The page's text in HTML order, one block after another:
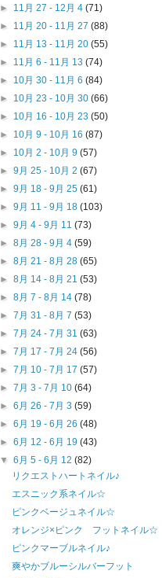
► 11月 27 - 12月 4(71)
► 11月 20 - 11月 27(88)
► 11月 13 - 11月 20(55)
► 11月 6 - 11月 13(74)
► 10月 30 - 11月 6(84)
► 10月 23 - 10月 30(66)
► 10月 16 - 10月 23(50)
► 10月 9 - 10月 16(87)
► 10月 2 - 10月 9(57)
►9月 25 - 10月 2(67)
►9月 18 - 9月 25(61)
►9月 11 - 9月 18(103)
►9月 4 - 9月 11(73)
►8月 28 - 9月 4(59)
►8月 21 - 8月 28(65)
►8月 14 - 8月 21(53)
►8月 7 - 8月 14(78)
►7月 31 - 8月 7(53)
►7月 24 - 7月 31(63)
►7月 17 - 7月 24(56)
►7月 10 - 7月 17(57)
►7月 3 - 7月 10(64)
►6月 26 - 7月 3(59)
►6月 19 - 6月 26(48)
►6月 12 - 6月 19(43)
▼6月 5 - 6月 12(82)
リクエストハートネイル♪
エスニック系ネイル☆
ピンクベージュネイル☆
オレンジ×ピンク フットネイル☆
ピンクマーブルネイル♪
爽やかブルーシルバーフット